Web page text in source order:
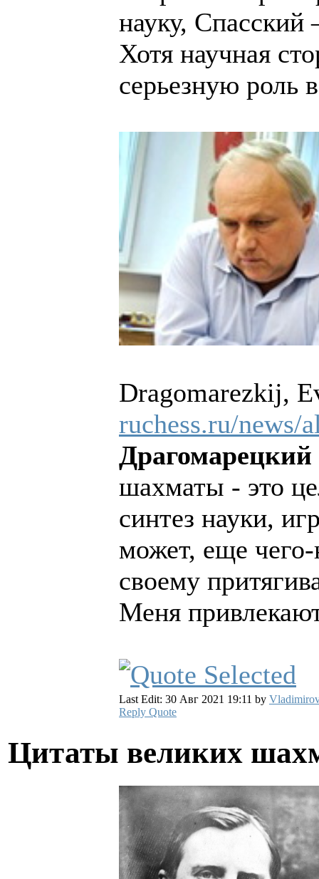
науку, Спасский
Хотя научная
серьезную роль
Dragomarezkij,
ruchess.ru/news/
шахматы - это
синтез науки,
может, еще
своему
Меня
Last Edit: 30 Авг 2021 19:11 by
Reply Quote
Цитаты великих